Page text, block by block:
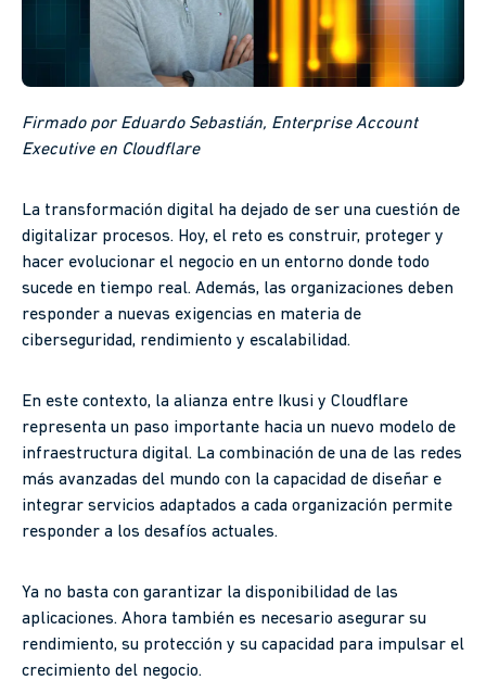
Firmado por Eduardo Sebastián, Enterprise Account
Executive en Cloudflare
La transformación digital ha dejado de ser una cuestión de
digitalizar procesos. Hoy, el reto es construir, proteger y
hacer evolucionar el negocio en un entorno donde todo
sucede en tiempo real. Además, las organizaciones deben
responder a nuevas exigencias en materia de
ciberseguridad, rendimiento y escalabilidad.
En este contexto, la alianza entre Ikusi y Cloudflare
representa un paso importante hacia un nuevo modelo de
infraestructura digital. La combinación de una de las redes
más avanzadas del mundo con la capacidad de diseñar e
integrar servicios adaptados a cada organización permite
responder a los desafíos actuales.
Ya no basta con garantizar la disponibilidad de las
aplicaciones. Ahora también es necesario asegurar su
rendimiento, su protección y su capacidad para impulsar el
crecimiento del negocio.